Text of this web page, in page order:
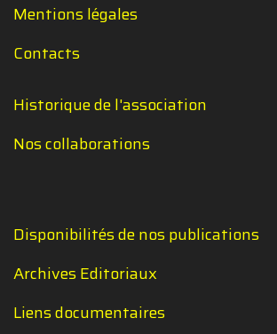
Mentions légales
Contacts
Historique de l'association
Nos collaborations
Disponibilités de nos publications
Archives Editoriaux
Liens documentaires